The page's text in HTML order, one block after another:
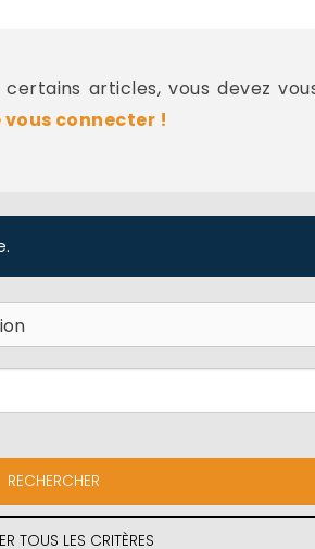
articles, vous devez
vous connecter !
TOUS LES CRITÈRES